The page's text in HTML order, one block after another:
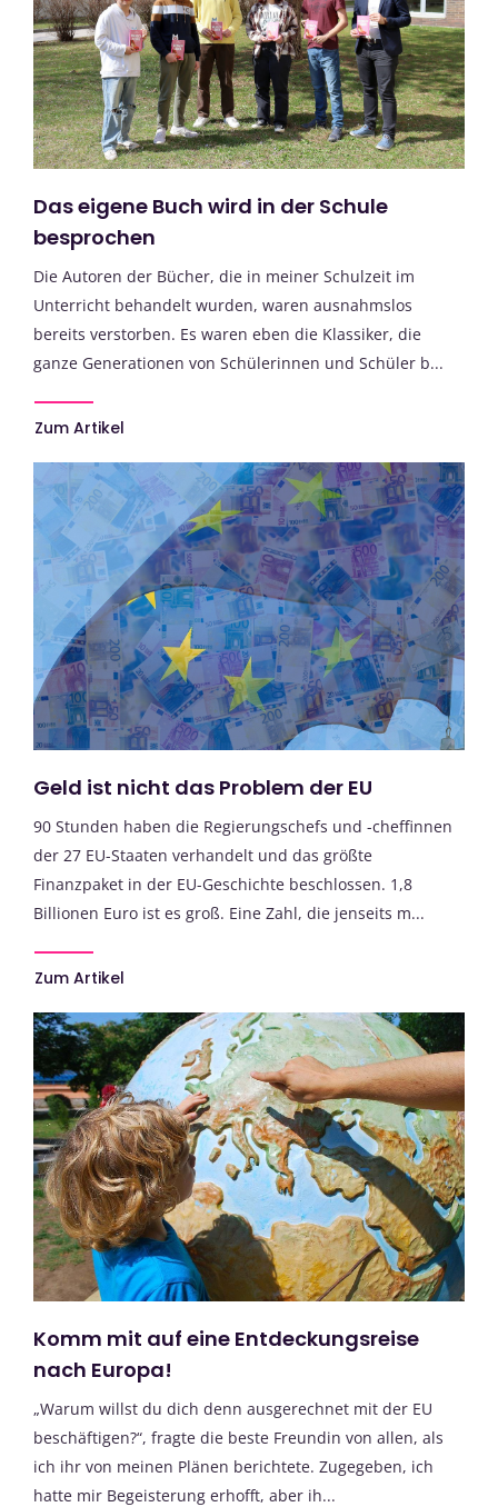
Das eigene Buch wird in der Schule
besprochen
Die Autoren der Bücher, die in meiner Schulzeit im
Unterricht behandelt wurden, waren ausnahmslos
bereits verstorben. Es waren eben die Klassiker, die
ganze Generationen von Schülerinnen und Schüler b...
Zum Artikel
Geld ist nicht das Problem der EU
90 Stunden haben die Regierungschefs und -cheffinnen
der 27 EU-Staaten verhandelt und das größte
Finanzpaket in der EU-Geschichte beschlossen. 1,8
Billionen Euro ist es groß. Eine Zahl, die jenseits m...
Zum Artikel
Komm mit auf eine Entdeckungsreise
nach Europa!
„Warum willst du dich denn ausgerechnet mit der EU
beschäftigen?“, fragte die beste Freundin von allen, als
ich ihr von meinen Plänen berichtete. Zugegeben, ich
hatte mir Begeisterung erhofft, aber ih...